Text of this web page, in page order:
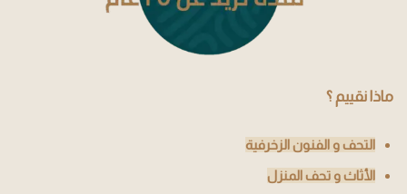
ماذا نقييم ؟
التحف و الفنون الزخرفية
الأثاث و تحف المنزل